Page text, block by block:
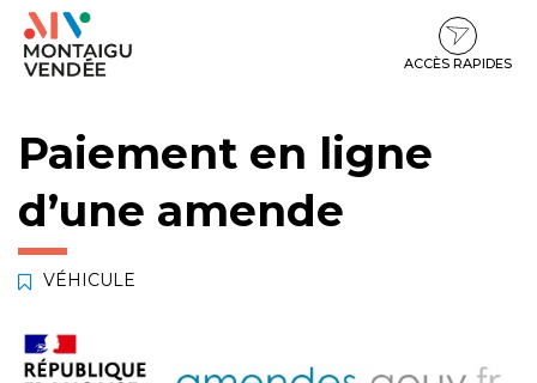
Gestion des traceurs
Aller
Aller
contenu
Aller
pied
ACCÈS RAPIDES
Paiement en ligne
d’une amende
VÉHICULE